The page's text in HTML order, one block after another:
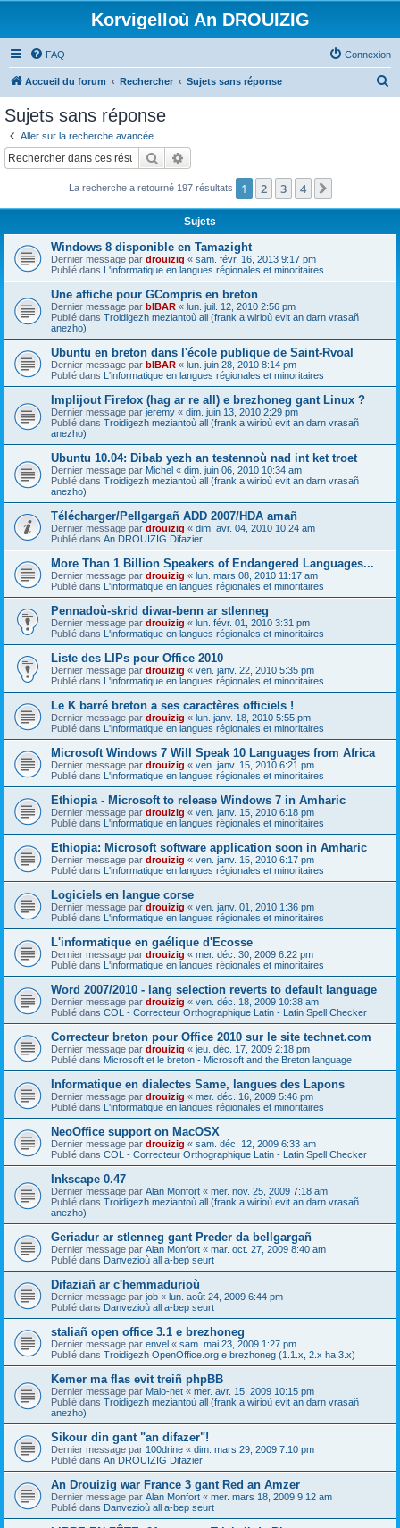
Korvigelloù An DROUIZIG
FAQ Connexion
Accueil du forum Rechercher Sujets sans réponse
c
Sujets sans réponse
Aller sur la recherche avancée
Rechercher
La recherche a retourné 197 résultats 1 2 3 4
Sujets
Windows 8 disponible en Tamazight
Dernier message par drouizig « sam. févr. 16, 2013 9:17 pm
Publié dans L'informatique en langues régionales et minoritaires
Une affiche pour GCompris en breton
Dernier message par bIBAR « lun. juil. 12, 2010 2:56 pm
Publié dans Troidigezh meziantoù all (frank a wirioù evit an darn vrasañ
anezho)
Ubuntu en breton dans l'école publique de Saint-Rvoal
Dernier message par bIBAR « lun. juin 28, 2010 8:14 pm
Publié dans L'informatique en langues régionales et minoritaires
Implijout Firefox (hag ar re all) e brezhoneg gant Linux ?
Dernier message par jeremy « dim. juin 13, 2010 2:29 pm
Publié dans Troidigezh meziantoù all (frank a wirioù evit an darn vrasañ
anezho)
Ubuntu 10.04: Dibab yezh an testennoù nad int ket troet
Dernier message par Michel « dim. juin 06, 2010 10:34 am
Publié dans Troidigezh meziantoù all (frank a wirioù evit an darn vrasañ
anezho)
Télécharger/Pellgargañ ADD 2007/HDA amañ
Dernier message par drouizig « dim. avr. 04, 2010 10:24 am
Publié dans An DROUIZIG Difazier
More Than 1 Billion Speakers of Endangered Languages...
Dernier message par drouizig « lun. mars 08, 2010 11:17 am
Publié dans L'informatique en langues régionales et minoritaires
Pennadoù-skrid diwar-benn ar stlenneg
Dernier message par drouizig « lun. févr. 01, 2010 3:31 pm
Publié dans L'informatique en langues régionales et minoritaires
Liste des LIPs pour Office 2010
Dernier message par drouizig « ven. janv. 22, 2010 5:35 pm
Publié dans L'informatique en langues régionales et minoritaires
Le K barré breton a ses caractères officiels !
Dernier message par drouizig « lun. janv. 18, 2010 5:55 pm
Publié dans L'informatique en langues régionales et minoritaires
Microsoft Windows 7 Will Speak 10 Languages from Africa
Dernier message par drouizig « ven. janv. 15, 2010 6:21 pm
Publié dans L'informatique en langues régionales et minoritaires
Ethiopia - Microsoft to release Windows 7 in Amharic
Dernier message par drouizig « ven. janv. 15, 2010 6:18 pm
Publié dans L'informatique en langues régionales et minoritaires
Ethiopia: Microsoft software application soon in Amharic
Dernier message par drouizig « ven. janv. 15, 2010 6:17 pm
Publié dans L'informatique en langues régionales et minoritaires
Logiciels en langue corse
Dernier message par drouizig « ven. janv. 01, 2010 1:36 pm
Publié dans L'informatique en langues régionales et minoritaires
L'informatique en gaélique d'Ecosse
Dernier message par drouizig « mer. déc. 30, 2009 6:22 pm
Publié dans L'informatique en langues régionales et minoritaires
Word 2007/2010 - lang selection reverts to default language
Dernier message par drouizig « ven. déc. 18, 2009 10:38 am
Publié dans COL - Correcteur Orthographique Latin - Latin Spell Checker
Correcteur breton pour Office 2010 sur le site technet.com
Dernier message par drouizig « jeu. déc. 17, 2009 2:18 pm
Publié dans Microsoft et le breton - Microsoft and the Breton language
Informatique en dialectes Same, langues des Lapons
Dernier message par drouizig « mer. déc. 16, 2009 5:46 pm
Publié dans L'informatique en langues régionales et minoritaires
NeoOffice support on MacOSX
Dernier message par drouizig « sam. déc. 12, 2009 6:33 am
Publié dans COL - Correcteur Orthographique Latin - Latin Spell Checker
Inkscape 0.47
Dernier message par Alan Monfort « mer. nov. 25, 2009 7:18 am
Publié dans Troidigezh meziantoù all (frank a wirioù evit an darn vrasañ
anezho)
Geriadur ar stlenneg gant Preder da bellgargañ
Dernier message par Alan Monfort « mar. oct. 27, 2009 8:40 am
Publié dans Danvezioù all a-bep seurt
Difaziañ ar c'hemmadurioù
Dernier message par job « lun. août 24, 2009 6:44 pm
Publié dans Danvezioù all a-bep seurt
staliañ open office 3.1 e brezhoneg
Dernier message par envel « sam. mai 23, 2009 1:27 pm
Publié dans Troidigezh OpenOffice.org e brezhoneg (1.1.x, 2.x ha 3.x)
Kemer ma flas evit treiñ phpBB
Dernier message par Malo-net « mer. avr. 15, 2009 10:15 pm
Publié dans Troidigezh meziantoù all (frank a wirioù evit an darn vrasañ
anezho)
Sikour din gant "an difazer"!
Dernier message par 100drine « dim. mars 29, 2009 7:10 pm
Publié dans An DROUIZIG Difazier
An Drouizig war France 3 gant Red an Amzer
Dernier message par Alan Monfort « mer. mars 18, 2009 9:12 am
Publié dans Danvezioù all a-bep seurt